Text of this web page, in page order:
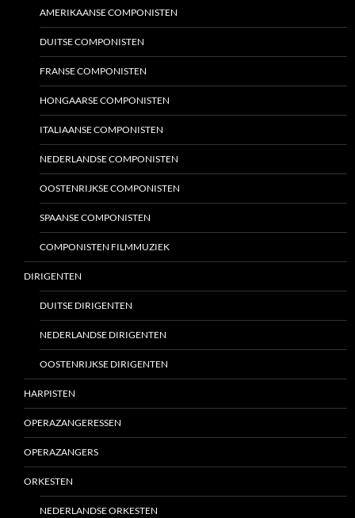
AMERIKAANSE COMPONISTEN
DUITSE COMPONISTEN
FRANSE COMPONISTEN
HONGAARSE COMPONISTEN
ITALIAANSE COMPONISTEN
NEDERLANDSE COMPONISTEN
OOSTENRIJKSE COMPONISTEN
SPAANSE COMPONISTEN
COMPONISTEN FILMMUZIEK
DIRIGENTEN
DUITSE DIRIGENTEN
NEDERLANDSE DIRIGENTEN
OOSTENRIJKSE DIRIGENTEN
HARPISTEN
OPERAZANGERESSEN
OPERAZANGERS
ORKESTEN
NEDERLANDSE ORKESTEN